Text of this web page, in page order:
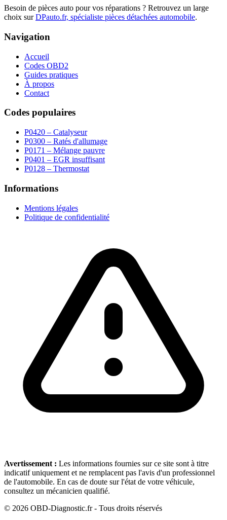
Besoin de pièces auto pour vos réparations ? Retrouvez un large
choix sur DPauto.fr, spécialiste pièces détachées automobile.
Navigation
Accueil
Codes OBD2
Guides pratiques
À propos
Contact
Codes populaires
P0420 – Catalyseur
P0300 – Ratés d'allumage
P0171 – Mélange pauvre
P0401 – EGR insuffisant
P0128 – Thermostat
Informations
Mentions légales
Politique de confidentialité
Avertissement : Les informations fournies sur ce site sont à titre
indicatif uniquement et ne remplacent pas l'avis d'un professionnel
de l'automobile. En cas de doute sur l'état de votre véhicule,
consultez un mécanicien qualifié.
© 2026 OBD-Diagnostic.fr - Tous droits réservés